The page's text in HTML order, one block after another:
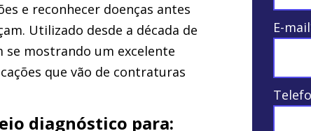
e reconhecer doenças antes
Utilizado desde a década de
se mostrando um excelente
que vão de contraturas
diagnóstico para:
E-